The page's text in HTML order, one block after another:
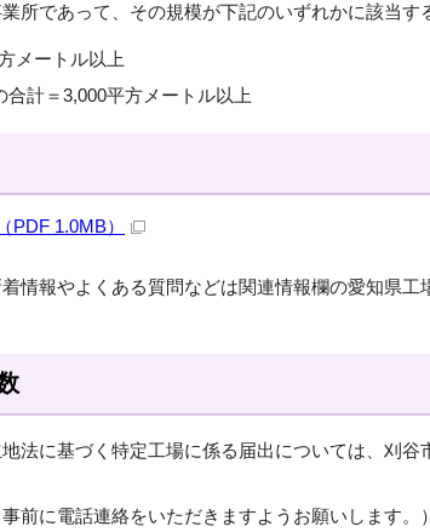
所であって、その規模が下記のいずれかに該当す
メートル以上
計＝3,000平方メートル以上
PDF 1.0MB）
情報やよくある質問などは関連情報欄の愛知県工
法に基づく特定工場に係る届出については、刈谷
前に電話連絡をいただきますようお願いします。）